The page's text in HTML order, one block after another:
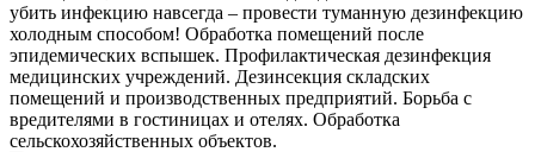
убить инфекцию навсегда – провести туманную дезинфекцию
холодным способом! Обработка помещений после
эпидемических вспышек. Профилактическая дезинфекция
медицинских учреждений. Дезинсекция складских
помещений и производственных предприятий. Борьба с
вредителями в гостиницах и отелях. Обработка
сельскохозяйственных объектов.